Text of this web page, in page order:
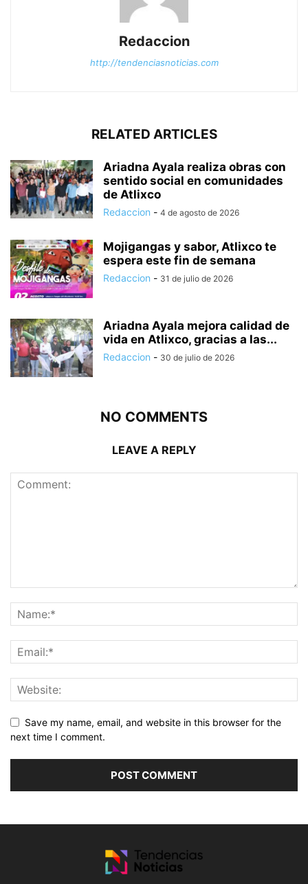
Redaccion
http://tendenciasnoticias.com
RELATED ARTICLES
Ariadna Ayala realiza obras con
sentido social en comunidades
de Atlixco
Redaccion - 4 de agosto de 2026
Mojigangas y sabor, Atlixco te
espera este fin de semana
Redaccion - 31 de julio de 2026
Ariadna Ayala mejora calidad de
vida en Atlixco, gracias a las...
Redaccion - 30 de julio de 2026
NO COMMENTS
LEAVE A REPLY
Save my name, email, and website in this browser for the
next time I comment.